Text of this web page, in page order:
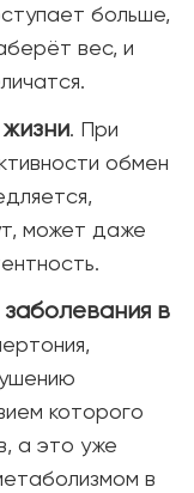
больше,
вес, и
. При
обмен
может даже
в
которого
а это уже
в